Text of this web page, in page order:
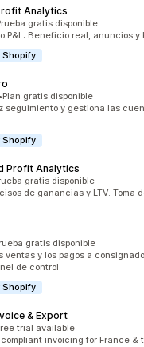
Analytics
totalgratis disponible
P&L: Beneficio real, anuncios y
Shopify
en total
•Plan gratis disponible
seguimiento y gestiona las
Shopify
Profit Analytics
totalgratis disponible
de ganancias y LTV. Toma
totalgratis disponible
ventas y los pagos a
de control
Shopify
& Export
total
trial available
invoicing for France &